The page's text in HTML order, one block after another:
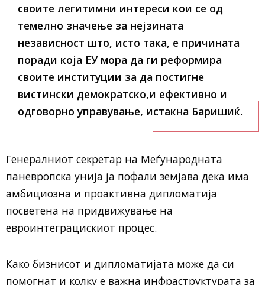
своите легитимни интереси кои се од
темелно значење за нејзината
независност што, исто така, е причината
поради која ЕУ мора да ги реформира
своите институции за да постигне
вистински демократско,и ефективно и
одговорно управување, истакна Баришиќ.
Генералниот секретар на Меѓународната
паневропска унија ја пофали земјава дека има
амбициозна и проактивна дипломатија
посветена на придвижување на
евроинтеграцискиот процес.
Како бизнисот и дипломатијата може да си
помогнат и колку е важна инфраструктурата за